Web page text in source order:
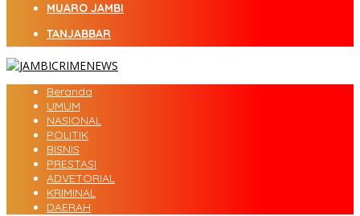
MUARO JAMBI
TANJABBAR
Beranda
UMUM
NASIONAL
POLITIK
BISNIS
PRESTASI
ADVETORIAL
KRIMINAL
DAERAH